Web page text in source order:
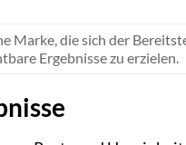
Marke, die sich der
Ergebnisse zu erzielen.